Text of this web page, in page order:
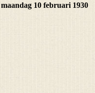
10 februari 1930